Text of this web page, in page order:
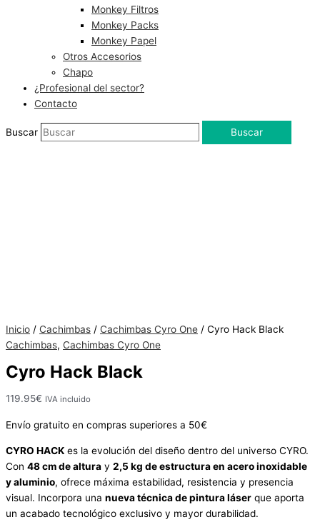
Monkey Filtros
Monkey Packs
Monkey Papel
Otros Accesorios
Chapo
¿Profesional del sector?
Contacto
Buscar Buscar
Inicio / Cachimbas / Cachimbas Cyro One / Cyro Hack Black
Cachimbas, Cachimbas Cyro One
Cyro Hack Black
119.95€ IVA incluido
Envío gratuito en compras superiores a 50€
CYRO HACK es la evolución del diseño dentro del universo CYRO.
Con 48 cm de altura y 2,5 kg de estructura en acero inoxidable
y aluminio, ofrece máxima estabilidad, resistencia y presencia
visual. Incorpora una nueva técnica de pintura láser que aporta
un acabado tecnológico exclusivo y mayor durabilidad.